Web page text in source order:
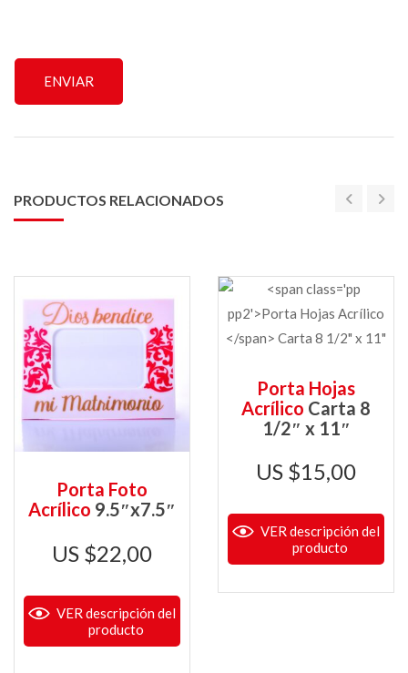
PRODUCTOS RELACIONADOS
Porta Foto
Acrílico 9.5″x7.5″
$22,00
VER descripción del
producto
Porta Hojas
Acrílico Carta 8
1/2″ x 11″
$15,00
VER descripción del
producto